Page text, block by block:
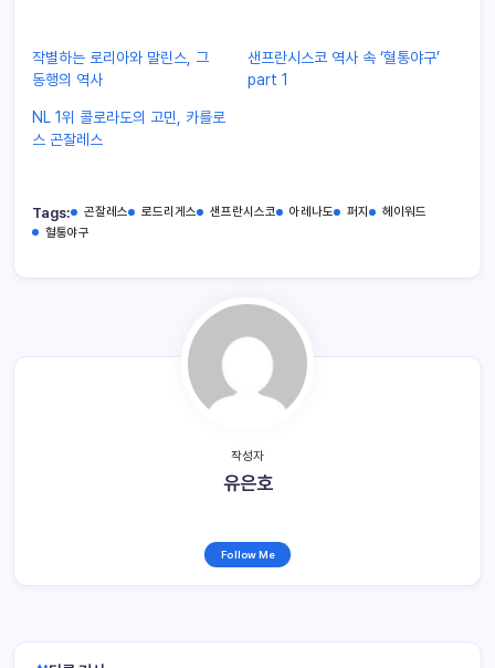
작별하는 로리아와 말린스, 그
동행의 역사
샌프란시스코 역사 속 ‘혈통야구’
part 1
NL 1위 콜로라도의 고민, 카를로
스 곤잘레스
Tags: 곤잘레스 로드리게스 샌프란시스코 아레나도 퍼지
헤이워드
혈통야구
작성자
유은호
Follow Me